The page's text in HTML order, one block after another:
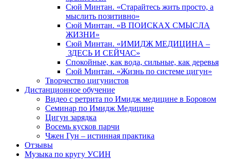
Сюй Минтан. «Старайтесь жить просто, а
мыслить позитивно»
Сюй Минтан. «В ПОИСКАХ СМЫСЛА
ЖИЗНИ»
Сюй Минтан. «ИМИДЖ МЕДИЦИНА –
ЗДЕСЬ И СЕЙЧАС»
Спокойные, как вода, сильные, как деревья
Сюй Минтан. «Жизнь по системе цигун»
Творчество цигунистов
Дистанционное обучение
Видео с ретрита по Имидж медицине в Боровом
Семинар по Имидж Медицине
Цигун зарядка
Восемь кусков парчи
Чжен Гун – истинная практика
Отзывы
Музыка по кругу УСИН